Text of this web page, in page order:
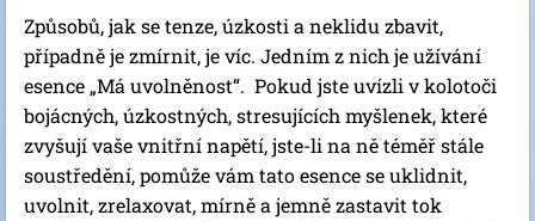
Způsobů, jak se tenze, úzkosti a neklidu zbavit,
případně je zmírnit, je víc. Jedním z nich je užívání
esence „Má uvolněnost“. Pokud jste uvízli v kolotoči
bojácných, úzkostných, stresujících myšlenek, které
zvyšují vaše vnitřní napětí, jste-li na ně téměř stále
soustředění, pomůže vám tato esence se uklidnit,
uvolnit, zrelaxovat, mírně a jemně zastavit tok